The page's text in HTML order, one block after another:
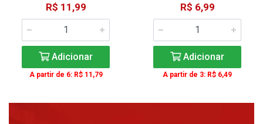
R$ 11,99
Adicionar
A partir de 6: R$ 11,79
R$ 6,99
Adicionar
A partir de 3: R$ 6,49